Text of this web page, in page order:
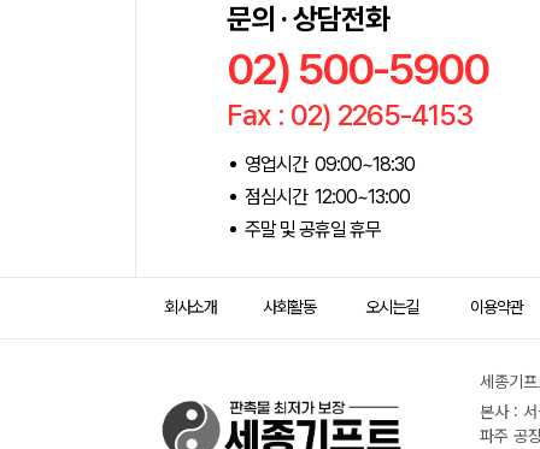
문의 · 상담전화
02) 500-5900
Fax : 02) 2265-4153
영업시간 09:00~18:30
점심시간 12:00~13:00
주말 및 공휴일 휴무
회사소개 사회활동 오시는길 이용약관
세종기
본사 :
파주 공